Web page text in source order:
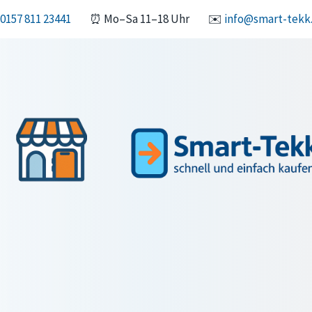
0157 811 23441 ⏰ Mo–Sa 11–18 Uhr ✉️ info@smart-